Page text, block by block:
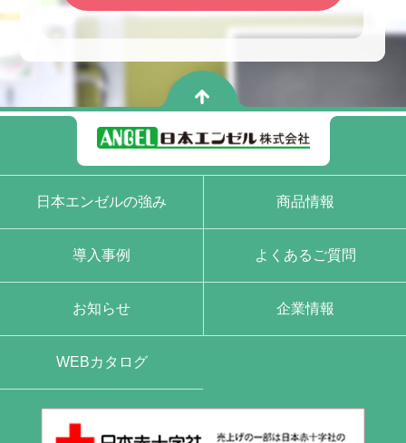
日本エンゼルの強み 商品情報
導入事例 よくあるご質問
お知らせ 企業情報
WEBカタログ